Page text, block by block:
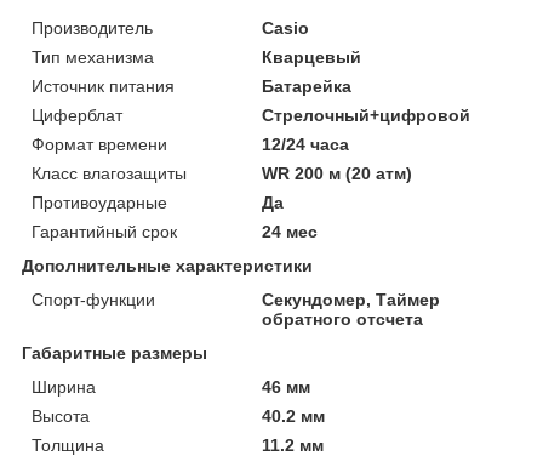
Производитель
Casio
Тип механизма
Кварцевый
Источник питания
Батарейка
Циферблат
Стрелочный+цифровой
Формат времени
12/24 часа
Класс влагозащиты
WR 200 м (20 атм)
Противоударные
Да
Гарантийный срок
24 мес
Дополнительные характеристики
Спорт-функции
Секундомер, Таймер
обратного отсчета
Габаритные размеры
Ширина
46 мм
Высота
40.2 мм
Толщина
11.2 мм